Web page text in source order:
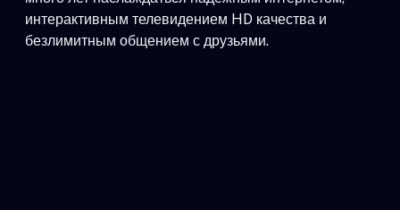
интерактивным телевидением HD качества и
безлимитным общением с друзьями.